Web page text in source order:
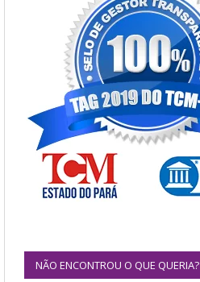
NÃO ENCONTROU O QUE QUERIA?